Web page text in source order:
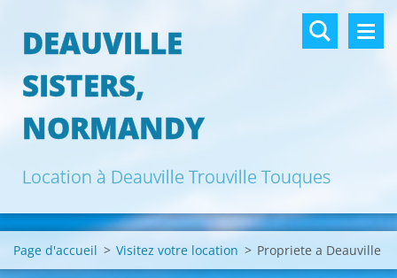
DEAUVILLE
SISTERS,
NORMANDY
Location à Deauville Trouville Touques
Page d'accueil > Visitez votre location > Propriete a Deauville